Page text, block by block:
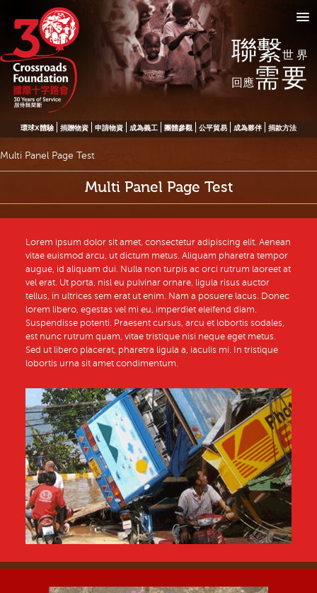
聯繫世界
回應需要
環球X體驗 捐贈物資 申請物資 成為義工 團體參觀 公平貿易 成為夥伴 捐款方法
Multi Panel Page Test
Multi Panel Page Test
Lorem ipsum dolor sit amet, consectetur adipiscing elit. Aenean
vitae euismod arcu, ut dictum metus. Aliquam pharetra tempor
augue, id aliquam dui. Nulla non turpis ac orci rutrum laoreet at
vel erat. Ut porta, nisl eu pulvinar ornare, ligula risus auctor
tellus, in ultrices sem erat ut enim. Nam a posuere lacus. Donec
lorem libero, egestas vel mi eu, imperdiet eleifend diam.
Suspendisse potenti. Praesent cursus, arcu et lobortis sodales,
est nunc rutrum quam, vitae tristique nisi neque eget metus.
Sed ut libero placerat, pharetra ligula a, iaculis mi. In tristique
lobortis urna sit amet condimentum.